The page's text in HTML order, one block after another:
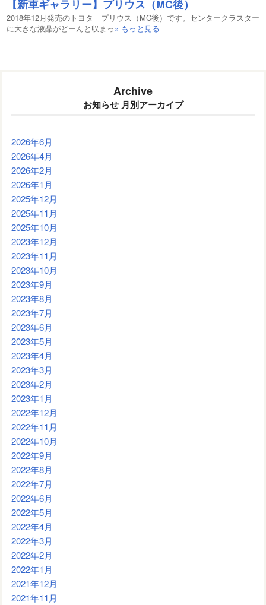
【新車ギャラリー】プリウス（MC後）
2018年12月発売のトヨタ プリウス（MC後）です。センタークラスター
に大きな液晶がどーんと収まっ» もっと見る
Archive
お知らせ 月別アーカイブ
2026年6月
2026年4月
2026年2月
2026年1月
2025年12月
2025年11月
2025年10月
2023年12月
2023年11月
2023年10月
2023年9月
2023年8月
2023年7月
2023年6月
2023年5月
2023年4月
2023年3月
2023年2月
2023年1月
2022年12月
2022年11月
2022年10月
2022年9月
2022年8月
2022年7月
2022年6月
2022年5月
2022年4月
2022年3月
2022年2月
2022年1月
2021年12月
2021年11月